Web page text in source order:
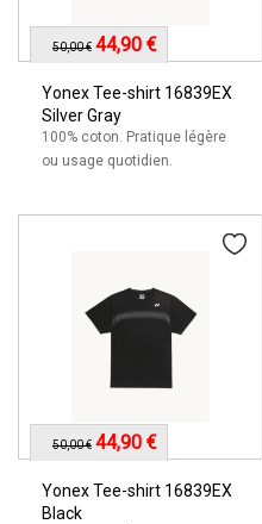
Yonex Tee-shirt 16839EX
Silver Gray
100% coton. Pratique légère
ou usage quotidien.
50,00 € 44,90 €
Yonex Tee-shirt 16839EX
Black
50,00 € 44,90 €